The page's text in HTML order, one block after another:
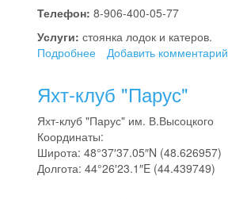
Телефон: 8-906-400-05-77
Услуги: стоянка лодок и катеров.
Подробнее
Добавить комментарий
Яхт-клуб "Парус"
Яхт-клуб "Парус" им. В.Высоцкого
Координаты:
Широта: 48°37′37.05″N (48.626957)
Долгота: 44°26′23.1″E (44.439749)